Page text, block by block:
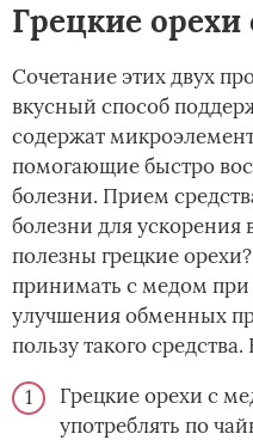
Грецкие
Сочетание этих двух
вкусный способ
содержат
помогающие быстро
болезни. Прием
болезни для
полезны грецкие
принимать с медом при
улучшения обменных
пользу такого
Грецкие орехи с
употреблять по